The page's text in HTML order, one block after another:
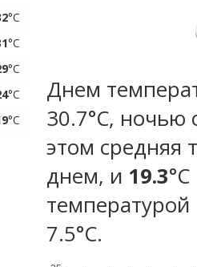
°C
°C
°C
°C
°C
Днем
30.7°C, ночью
этом средняя
днем, и 19.3
температурой
7.5°С.